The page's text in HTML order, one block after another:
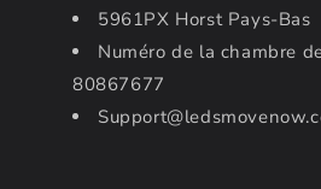
5961PX Horst Pays-Bas
Numéro de la chambre
80867677